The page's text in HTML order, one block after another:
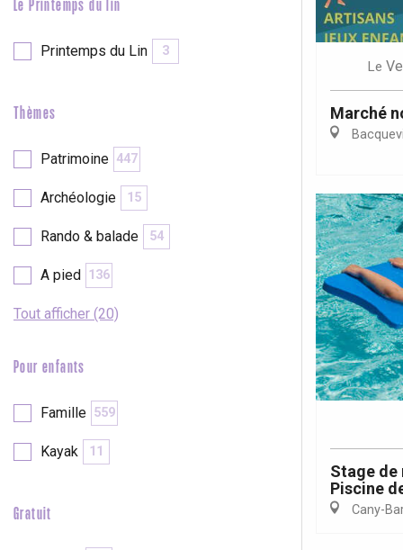
Le Printemps du lin
Printemps du Lin 3
Thèmes
Patrimoine 447
Archéologie 15
Rando & balade 54
A pied 136
Tout afficher (20)
Pour enfants
Famille 559
Kayak 11
Gratuit
Le
Marché
Stage
Piscine
Cany-